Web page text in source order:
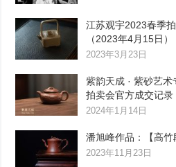
江苏观宇2023春季
（2023年4月15日）
2023年3月23日
紫韵天成 · 紫砂艺
拍卖会官方成交记录
2024年1月14日
潘旭峰作品：【高
2023年11月23日